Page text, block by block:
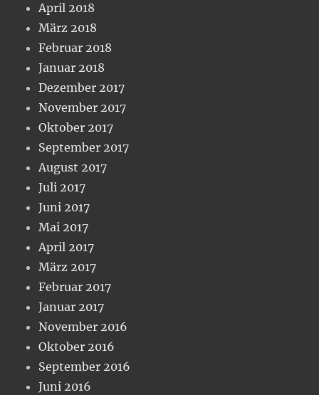
April 2018
März 2018
Februar 2018
Januar 2018
Dezember 2017
November 2017
Oktober 2017
September 2017
August 2017
Juli 2017
Juni 2017
Mai 2017
April 2017
März 2017
Februar 2017
Januar 2017
November 2016
Oktober 2016
September 2016
Juni 2016